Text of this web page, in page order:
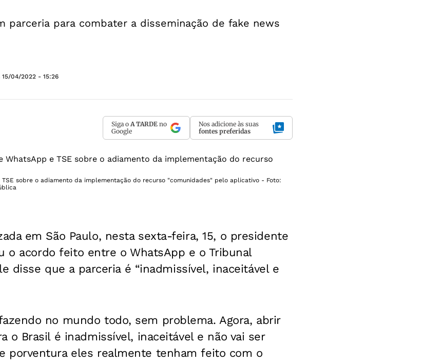
parceria para combater a disseminação de fake news
15/04/2022 - 15:26
Siga o A TARDE no
Google
Nos adicione às suas
fontes preferidas
sobre o adiamento da implementação do recurso "comunidades" pelo aplicativo - Foto:
em São Paulo, nesta sexta-feira, 15, o presidente
o acordo feito entre o WhatsApp e o Tribunal
disse que a parceria é “inadmissível, inaceitável e
no mundo todo, sem problema. Agora, abrir
o Brasil é inadmissível, inaceitável e não vai ser
porventura eles realmente tenham feito com o